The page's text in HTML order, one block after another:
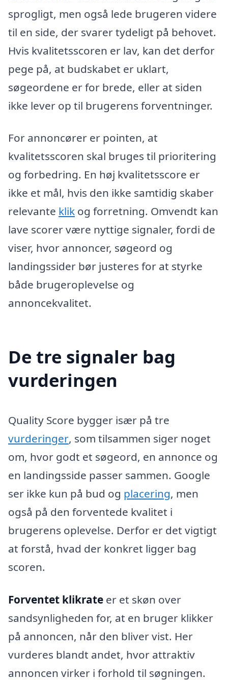
sprogligt, men også lede brugeren videre
til en side, der svarer tydeligt på behovet.
Hvis kvalitetsscoren er lav, kan det derfor
pege på, at budskabet er uklart,
søgeordene er for brede, eller at siden
ikke lever op til brugerens forventninger.
For annoncører er pointen, at
kvalitetsscoren skal bruges til prioritering
og forbedring. En høj kvalitetsscore er
ikke et mål, hvis den ikke samtidig skaber
relevante klik og forretning. Omvendt kan
lave scorer være nyttige signaler, fordi de
viser, hvor annoncer, søgeord og
landingssider bør justeres for at styrke
både brugeroplevelse og
annoncekvalitet.
De tre signaler bag
vurderingen
Quality Score bygger især på tre
vurderinger, som tilsammen siger noget
om, hvor godt et søgeord, en annonce og
en landingsside passer sammen. Google
ser ikke kun på bud og placering, men
også på den forventede kvalitet i
brugerens oplevelse. Derfor er det vigtigt
at forstå, hvad der konkret ligger bag
scoren.
Forventet klikrate er et skøn over
sandsynligheden for, at en bruger klikker
på annoncen, når den bliver vist. Her
vurderes blandt andet, hvor attraktiv
annoncen virker i forhold til søgningen.